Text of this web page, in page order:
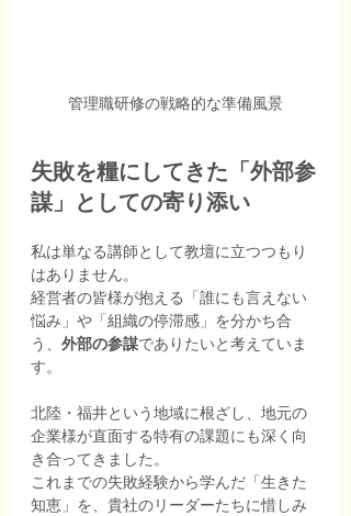
管理職研修の戦略的な準備風景
失敗を糧にしてきた「外部参
謀」としての寄り添い
私は単なる講師として教壇に立つつもり
はありません。
経営者の皆様が抱える「誰にも言えない
悩み」や「組織の停滞感」を分かち合
う、 外部の参謀でありたいと考えていま
す。
北陸・福井という地域に根ざし、地元の
企業様が直面する特有の課題にも深く向
き合ってきました。
これまでの失敗経験から学んだ「生きた
知恵」を、貴社のリーダーたちに惜しみ